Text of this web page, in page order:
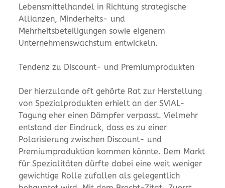
Lebensmittelhandel in Richtung strategische
Allianzen, Minderheits- und
Mehrheitsbeteiligungen sowie eigenem
Unternehmenswachstum entwickeln.
Tendenz zu Discount- und Premiumprodukten
Der hierzulande oft gehörte Rat zur Herstellung
von Spezialprodukten erhielt an der SVIAL-
Tagung eher einen Dämpfer verpasst. Vielmehr
entstand der Eindruck, dass es zu einer
Polarisierung zwischen Discount- und
Premiumproduktion kommen könnte. Dem Markt
für Spezialitäten dürfte dabei eine weit weniger
gewichtige Rolle zufallen als gelegentlich